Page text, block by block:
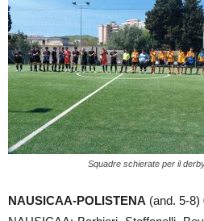
Squadre schierate per il
NAUSICAA-POLISTENA (and. 5-8)